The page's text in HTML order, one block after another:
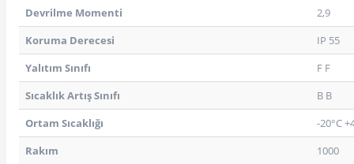
Devrilme Momenti
2,9
Koruma Derecesi
IP 55
Yalıtım Sınıfı
F F
Sıcaklık Artış Sınıfı
B B
Ortam Sıcaklığı
-20°C
Rakım
1000